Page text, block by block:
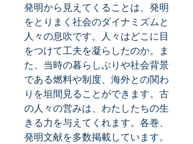
発明から見えてくることは、発明
をとりまく社会のダイナミズムと
人々の息吹です。人々はどこに目
をつけて工夫を凝らしたのか。ま
た、当時の暮らしぶりや社会背景
である燃料や制度、海外との関わ
りを垣間見ることができます。古
の人々の営みは、わたしたちの生
きる力を与えてくれます。各巻、
発明文献を多数掲載しています。